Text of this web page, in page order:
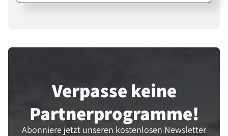
Für Affiliates und Creator sind sie eine
Verpasse keine
Partner­programme!
Abonniere jetzt unseren kostenlosen Newsletter